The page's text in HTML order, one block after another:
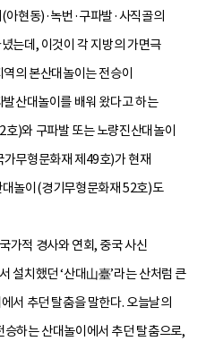
아현동)·녹번·구파발·사직골의
는데, 이것이 각 지방의 가면극
의 본산대놀이는 전승이
산대놀이를 배워 왔다고 하는
)와 구파발 또는 노량진산대놀이
가무형문화재 제49호)가 현재
놀이(경기무형문화재 52호)도
가적 경사와 연회, 중국 사신
설치했던 ‘산대山臺’라는 산처럼 큰
서 추던 탈춤을 말한다. 오늘날의
하는 산대놀이에서 추던 탈춤으로,